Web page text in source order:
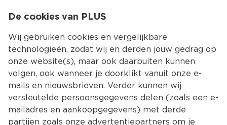
Kies jouw
De cookies van PLUS
Wij gebruiken cookies en vergelijkbare
technologieën, zodat wij en derden jouw gedrag op
onze website(s), maar ook daarbuiten kunnen
volgen, ook wanneer je doorklikt vanuit onze e-
mails en nieuwsbrieven. Verder kunnen wij
versleutelde persoonsgegevens delen (zoals een e-
mailadres en aankoopgegevens) met derde
partijen zoals onze advertentiepartners om je